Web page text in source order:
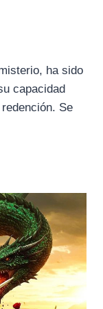
ha sido
capacidad
Se